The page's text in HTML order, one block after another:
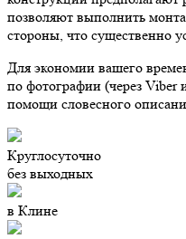
позволяют выполнить
стороны, что существенно
Для экономии вашего
по фотографии (через Viber
помощи словесного
Круглосуточно
без выходных
в Клине